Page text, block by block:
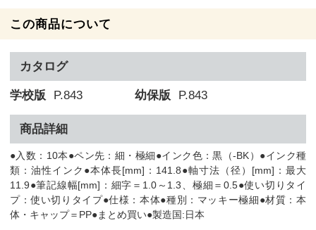
この商品について
カタログ
学校版 P.843 幼保版 P.843
商品詳細
●入数：10本●ペン先：細・極細●インク色：黒（-BK）●インク種
類：油性インク●本体長[mm]：141.8●軸寸法（径）[mm]：最大
11.9●筆記線幅[mm]：細字＝1.0～1.3、極細＝0.5●使い切りタイ
プ：使い切りタイプ●仕様：本体●種別：マッキー極細●材質：本
体・キャップ＝PP●まとめ買い●製造国:日本